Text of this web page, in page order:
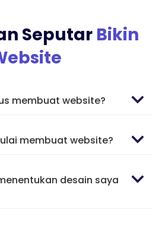
Seputar Bikin
membuat website?
membuat website?
desain saya